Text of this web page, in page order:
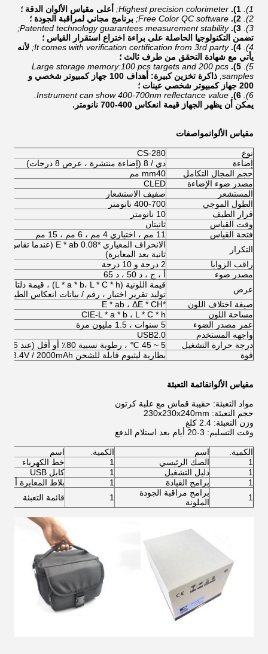
1).
1).
Highest precision colorimeter;
أعلى مقياس الألوان الدقة ؛
2).
2).
Free Color QC software; برنامج مجاني لمراقبة الجودة ؛
3).
3).
Patented technology guarantees measurement stability;
تضمن التكنولوجيا الحاصلة على براءة اختراع استقرار القياس ؛
4).
4).
It comes with verification certification from 3rd party; لأنه
يأتي مع شهادة التحقق من طرف ثالث ؛
5).
5).
Large storage memory:100 pcs targets and 200 pcs
samples;
ذاكرة تخزين كبيرة: أهداف 100 جهاز كمبيوتر شخصي و
200 جهاز كمبيوتر شخصي عينات ؛
6).
6).
Instrument can show 400-700nm reflectance value.
يمكن أن يظهر الجهاز قيمة انعكاس 400-700 نانومتر.
مقياس الألوانمواصفات
نوع
CS-280
إضاءة
دي / 8 (إضاءة منتشرة ، عرض 8 درجات)
حجم المجال التكامل
mm40 مم
مصدر ضوء الإضاءة
CLED
المستشعر
صفيف الاستشعار
الطول الموجي
400-700 نانومتر
قرار الطيف
10 نانومتر
وقت القياس
ثانيتان
فتحة القياس
11 مم ، اختياري 4 مم ، 6 مم ، 15 مم
التكرار
ثانية بعد المعايرة)
راقب الزوايا
2 درجة و 10 درجة
مصدر ضوء
أ ، ج ، د 50 ، د 65
عرض
توليد تقرير اختبار ، رقم / بيانات انعكاس الطيف
صيغة اختلاف اللون
*E * ab ، ΔE * CH
مساحة اللون
CIE-L * a * b ، L * C * h
عمر مصدر الضوء
5 سنوات ، 1.5 مليون مرة
واجهه المستخدم
USB2.0
درجة حرارة التشغيل
5 ~ 45 ℃ ، رطوبة نسبية 80٪ أو أقل (عند 35 درجة مئوية) ، بدون تكثف
قوة
بطارية ليثيوم قابلة للشحن 8.4V / 2000mAh ، محول DC12V
مقياس الألوانقائمة التعبئة
مواد التعبئة: حقيبة قماش مع علبة كرتون
حجم التعبئة: 230x230x240mm
وزن التعبئة: 2.4 كلغ
وقت التسليم: 3-20 أيام بعد استلام الدفع
الكمية. اسم الكمية.
اسم
1
الصك الرئيسي 1
خط الكهرباء
1
دليل التشغيل 1
كابل USB
1
برامج القيادة 1
بلاط المعايرة
1
برامج مراقبة الجودة
الملونة
1 قائمة التعبئة